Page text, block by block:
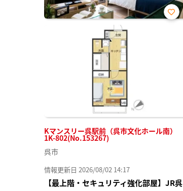
Kマンスリー呉駅前（呉市文化ホール南）
1K-802(No.153267)
お気
呉市
情報更新日 2026/08/02 14:17
【最上階・セキュリティ強化部屋】JR呉